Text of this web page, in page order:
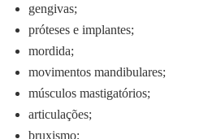
gengivas;
próteses e implantes;
mordida;
movimentos mandibulares;
músculos mastigatórios;
articulações;
bruxismo;